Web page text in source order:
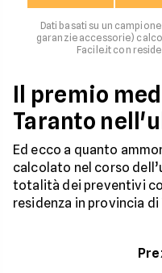
Dati basati su un
garanzie accessorie)
Facile.it con
Il premio
Taranto
Ed ecco a quanto
calcolato nel corso
totalità dei preventivi
residenza in provincia di